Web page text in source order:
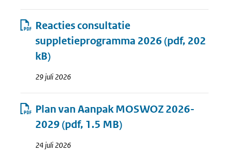
Reacties consultatie
suppletieprogramma 2026 (pdf, 202
kB)
29 juli 2026
Plan van Aanpak MOSWOZ 2026-
2029 (pdf, 1.5 MB)
24 juli 2026